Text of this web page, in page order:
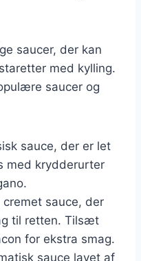
saucer, der kan
med kylling.
saucer og
sauce, der er let
med krydderurter
cremet sauce, der
til retten. Tilsæt
for ekstra smag.
sauce lavet af